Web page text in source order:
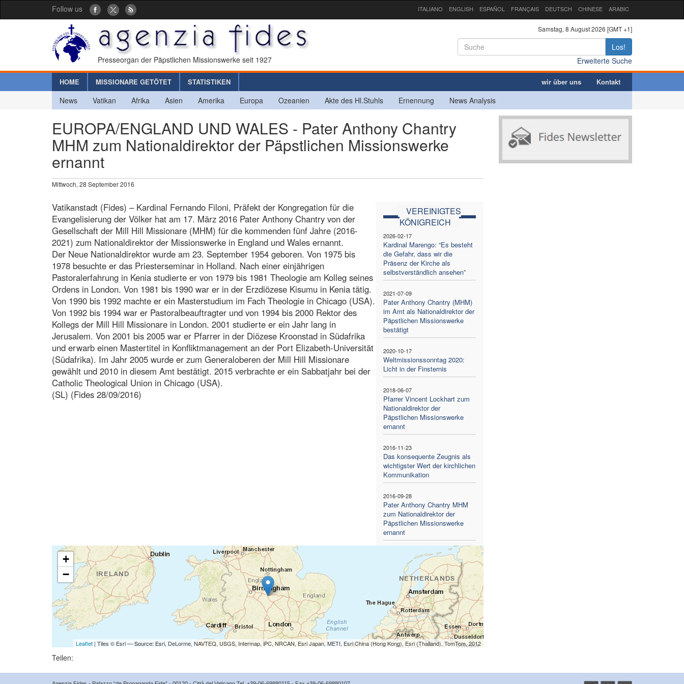
Follow us ITALIANO ENGLISH ESPAÑOL FRANÇAIS DEUTSCH CHINESE ARABIC
Presseorgan der Päpstlichen Missionswerke seit 1927
Samstag, 8 August 2026 [GMT +1]
Los!
Erweiterte Suche
HOME MISSIONARE GETÖTET STATISTIKEN wir über uns Kontakt
News Vatikan Afrika Asien Amerika Europa Ozeanien Akte des Hl.Stuhls Ernennung News Analysis
EUROPA/ENGLAND UND WALES - Pater Anthony Chantry
MHM zum Nationaldirektor der Päpstlichen Missionswerke
ernannt
Mittwoch, 28 September 2016
VEREINIGTES
KÖNIGREICH
2026-02-17
Kardinal Marengo: “Es besteht
die Gefahr, dass wir die
Präsenz der Kirche als
selbstverständlich ansehen”
2021-07-09
Pater Anthony Chantry (MHM)
im Amt als Nationaldirektor der
Päpstlichen Missionswerke
bestätigt
2020-10-17
Weltmissionssonntag 2020:
Licht in der Finsternis
2018-06-07
Pfarrer Vincent Lockhart zum
Nationaldirektor der
Päpstlichen Missionswerke
ernannt
2016-11-23
Das konsequente Zeugnis als
wichtigster Wert der kirchlichen
Kommunikation
2016-09-28
Pater Anthony Chantry MHM
zum Nationaldirektor der
Päpstlichen Missionswerke
ernannt
Vatikanstadt (Fides) – Kardinal Fernando Filoni, Präfekt der Kongregation für die
Evangelisierung der Völker hat am 17. März 2016 Pater Anthony Chantry von der
Gesellschaft der Mill Hill Missionare (MHM) für die kommenden fünf Jahre (2016-
2021) zum Nationaldirektor der Missionswerke in England und Wales ernannt.
Der Neue Nationaldirektor wurde am 23. September 1954 geboren. Von 1975 bis
1978 besuchte er das Priesterseminar in Holland. Nach einer einjährigen
Pastoralerfahrung in Kenia studierte er von 1979 bis 1981 Theologie am Kolleg seines
Ordens in London. Von 1981 bis 1990 war er in der Erzdiözese Kisumu in Kenia tätig.
Von 1990 bis 1992 machte er ein Masterstudium im Fach Theologie in Chicago (USA).
Von 1992 bis 1994 war er Pastoralbeauftragter und von 1994 bis 2000 Rektor des
Kollegs der Mill Hill Missionare in London. 2001 studierte er ein Jahr lang in
Jerusalem. Von 2001 bis 2005 war er Pfarrer in der Diözese Kroonstad in Südafrika
und erwarb einen Mastertitel in Konfliktmanagement an der Port Elizabeth-Universität
(Südafrika). Im Jahr 2005 wurde er zum Generaloberen der Mill Hill Missionare
gewählt und 2010 in diesem Amt bestätigt. 2015 verbrachte er ein Sabbatjahr bei der
Catholic Theological Union in Chicago (USA).
(SL) (Fides 28/09/2016)
+
−
Leaflet| Tiles © Esri — Source: Esri, DeLorme, NAVTEQ, USGS, Intermap, iPC, NRCAN, Esri Japan, METI, Esri China (Hong Kong), Esri (Thailand), TomTom, 2012
Teilen: